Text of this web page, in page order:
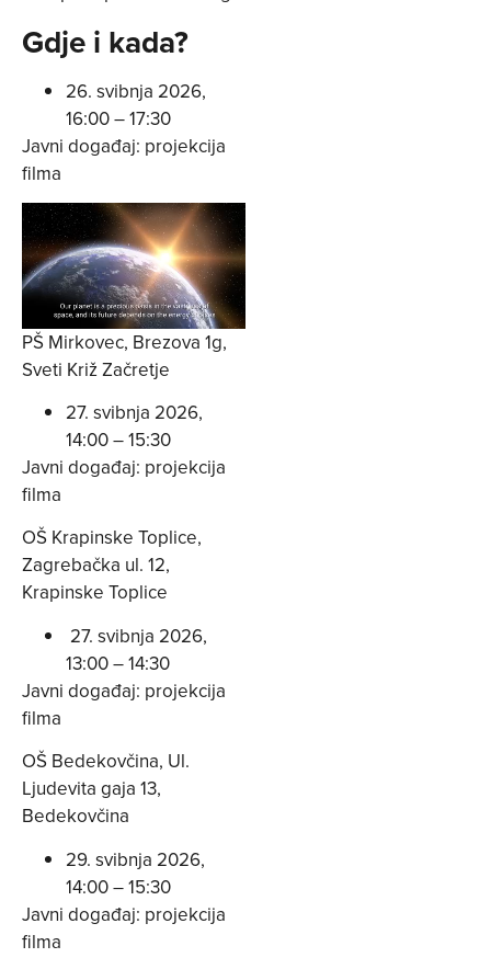
Gdje i kada?
26. svibnja 2026,
16:00 – 17:30
Javni događaj: projekcija
filma
PŠ Mirkovec, Brezova 1g,
Sveti Križ Začretje
27. svibnja 2026,
14:00 – 15:30
Javni događaj: projekcija
filma
OŠ Krapinske Toplice,
Zagrebačka ul. 12,
Krapinske Toplice
27. svibnja 2026,
13:00 – 14:30
Javni događaj: projekcija
filma
OŠ Bedekovčina, Ul.
Ljudevita gaja 13,
Bedekovčina
29. svibnja 2026,
14:00 – 15:30
Javni događaj: projekcija
filma